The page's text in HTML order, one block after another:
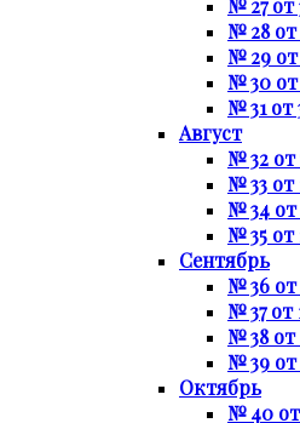
№ 27 от
№ 28 от
№ 29 от
№ 30 от
№ 31 от
Август
№ 32 от
№ 33 от
№ 34 от
№ 35 от
Сентябрь
№ 36 от
№ 37 от
№ 38 от
№ 39 от
Октябрь
№ 40 от